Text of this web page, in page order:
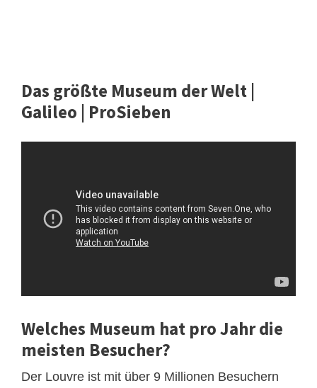
Das größte Museum der Welt |
Galileo | ProSieben
Welches Museum hat pro Jahr die
meisten Besucher?
Der Louvre ist mit über 9 Millionen Besuchern